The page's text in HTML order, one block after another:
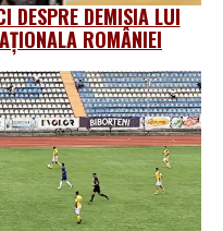
DESPRE DEMISIA LUI
ROMÂNIEI